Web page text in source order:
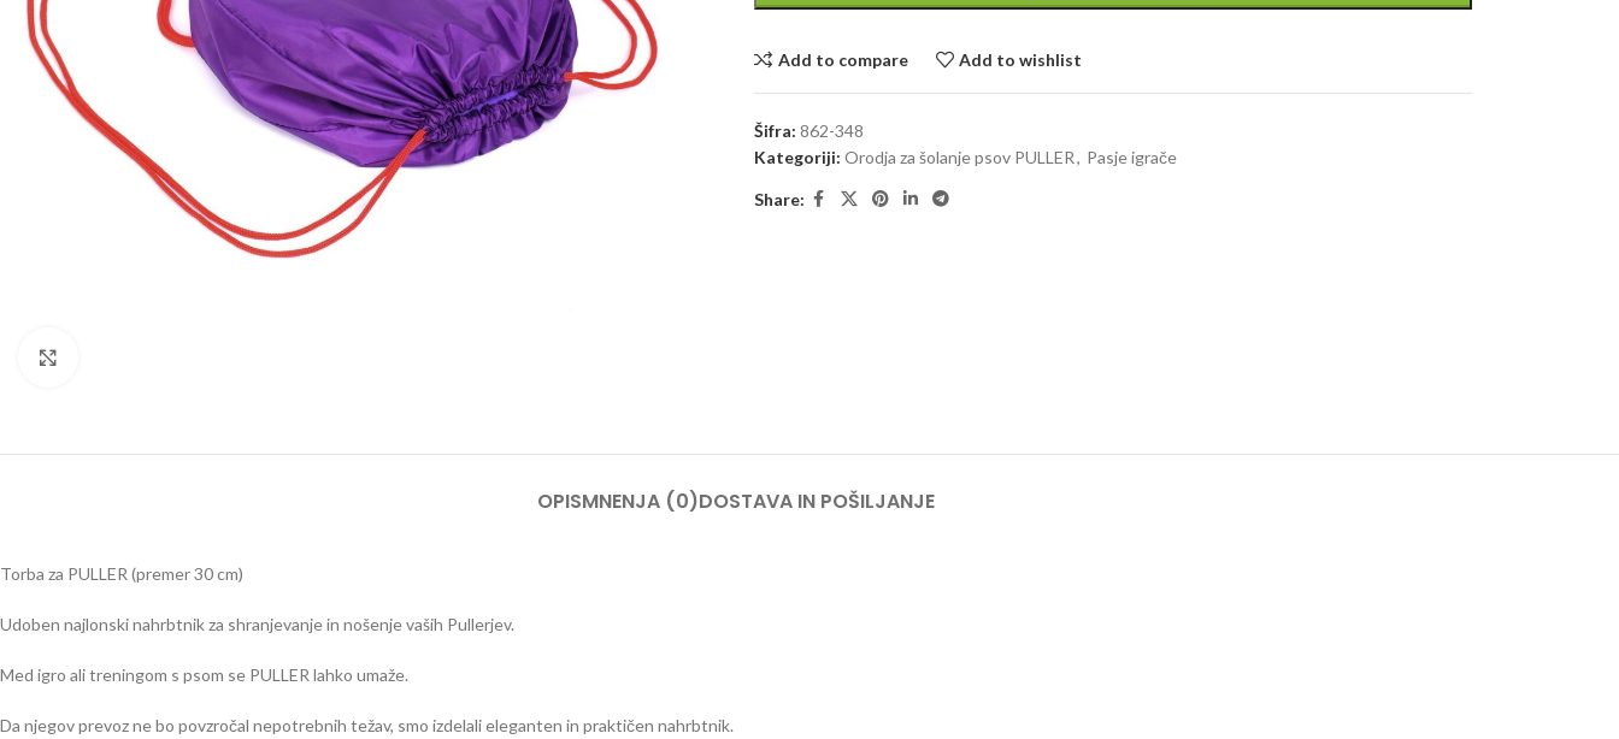
Add to compare Add to wishlist
Šifra: 862-348
Kategoriji: Orodja za šolanje psov PULLER, Pasje igrače
Share:
OPISMNENJA (0)DOSTAVA IN POŠILJANJE
Torba za PULLER (premer 30 cm)
Udoben najlonski nahrbtnik za shranjevanje in nošenje vaših Pullerjev.
Med igro ali treningom s psom se PULLER lahko umaže.
Da njegov prevoz ne bo povzročal nepotrebnih težav, smo izdelali eleganten in praktičen nahrbtnik.